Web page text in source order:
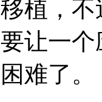
植，
让一
难了。